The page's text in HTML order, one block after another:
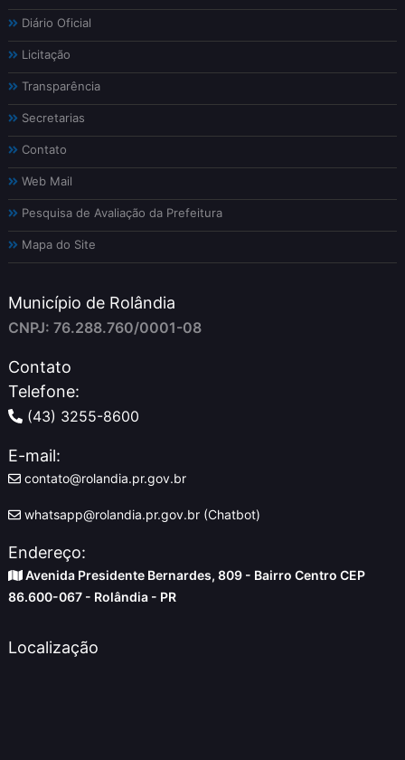
Diário Oficial
Licitação
Transparência
Secretarias
Contato
Web Mail
Pesquisa de Avaliação da Prefeitura
Mapa do Site
Município de Rolândia
CNPJ: 76.288.760/0001-08
Contato
Telefone:
(43) 3255-8600
E-mail:
contato@rolandia.pr.gov.br
whatsapp@rolandia.pr.gov.br (Chatbot)
Endereço:
Avenida Presidente Bernardes, 809 - Bairro Centro CEP
86.600-067 - Rolândia - PR
Localização